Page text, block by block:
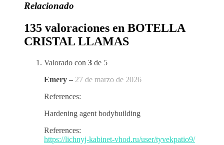
Relacionado
135 valoraciones en BOTELLA
CRISTAL LLAMAS
Valorado con 3 de 5
Emery – 27 de marzo de 2026
References:
Hardening agent bodybuilding
References:
https://lichnyj-kabinet-vhod.ru/user/tyvekpatio9/